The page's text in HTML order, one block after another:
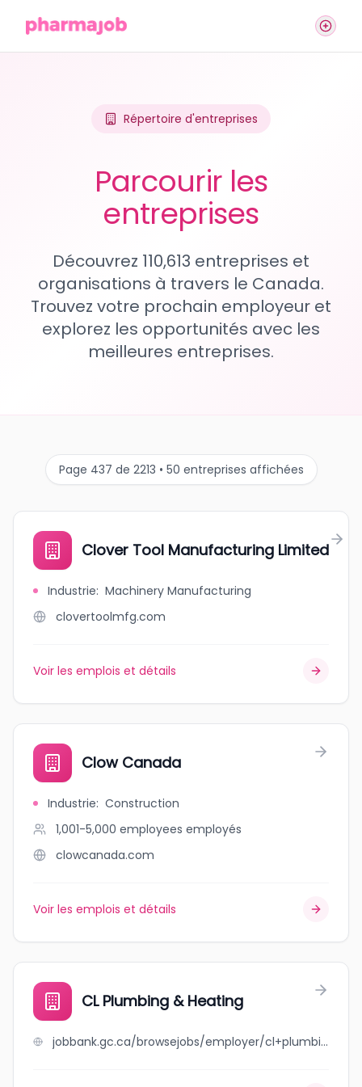
Répertoire d'entreprises
Parcourir les
entreprises
Découvrez 110,613 entreprises et
organisations à travers le Canada.
Trouvez votre prochain employeur et
explorez les opportunités avec les
meilleures entreprises.
Page 437 de 2213 • 50 entreprises affichées
Clover Tool Manufacturing Limited
Industrie: Machinery Manufacturing
clovertoolmfg.com
Voir les emplois et détails
Clow Canada
Industrie: Construction
1,001-5,000 employees employés
clowcanada.com
Voir les emplois et détails
CL Plumbing & Heating
jobbank.gc.ca/browsejobs/employer/cl+plumbing+%26+heating/ca